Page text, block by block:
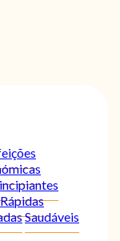
Rápidas
Saudáveis